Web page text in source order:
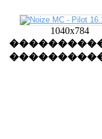
1040x784